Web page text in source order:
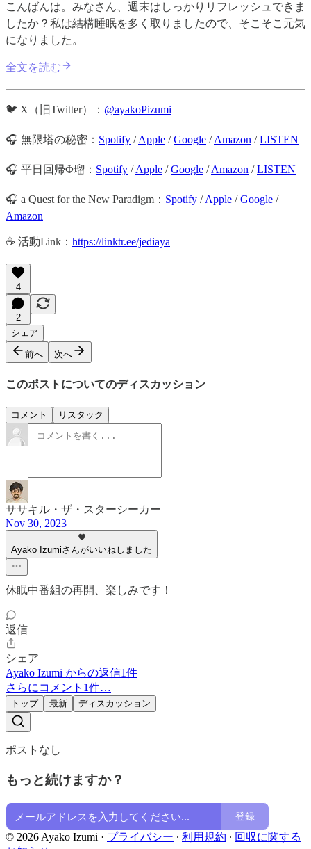
こんばんは。みなさん、週末はしっかりリフレッシュできま
したか？私は結構睡眠を多く取りましたので、そこそこ元気
になりました。
全文を読む
🐦 X（旧Twitter）： @ayakoPizumi
🎧 無限塔の秘密： Spotify /Apple /Google /Amazon /LISTEN
🎧 平日回帰Φ瑠： Spotify /Apple /Google /Amazon /LISTEN
🎧 a Quest for the New Paradigm： Spotify /Apple /Google /
Amazon
☕️ 活動Link： https://linktr.ee/jediaya
4
2
シェア
前へ 次へ
このポストについてのディスカッション
コメント リスタック
ササキル・ザ・スターシーカー
Nov 30, 2023
Ayako Izumiさんがいいねしました
休眠中番組の再開、楽しみです！
返信
シェア
Ayako Izumi からの返信1件
さらにコメント1件…
トップ 最新 ディスカッション
ポストなし
もっと続けますか？
登録
© 2026 Ayako Izumi · プライバシー ∙ 利用規約 ∙ 回収に関する